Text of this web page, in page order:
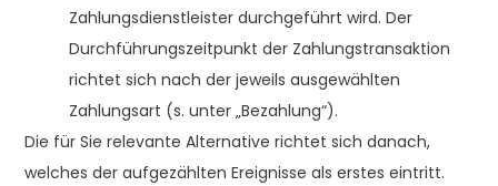
Zahlungsdienstleister durchgeführt wird. Der
Durchführungszeitpunkt der Zahlungstransaktion
richtet sich nach der jeweils ausgewählten
Zahlungsart (s. unter „Bezahlung“).
Die für Sie relevante Alternative richtet sich danach,
welches der aufgezählten Ereignisse als erstes eintritt.